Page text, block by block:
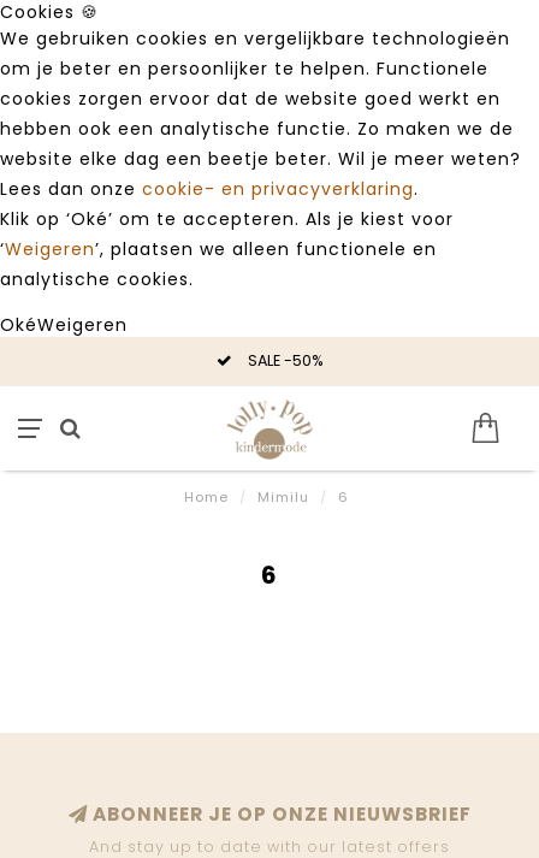
Cookies 🍪
We gebruiken cookies en vergelijkbare technologieën
om je beter en persoonlijker te helpen. Functionele
cookies zorgen ervoor dat de website goed werkt en
hebben ook een analytische functie. Zo maken we de
website elke dag een beetje beter. Wil je meer weten?
Lees dan onze cookie- en privacyverklaring.
Klik op ‘Oké’ om te accepteren. Als je kiest voor
‘Weigeren’, plaatsen we alleen functionele en
analytische cookies.
OkéWeigeren
SALE -50%
Home / Mimilu / 6
6
ABONNEER JE OP ONZE NIEUWSBRIEF
And stay up to date with our latest offers